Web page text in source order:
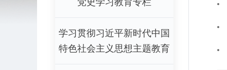
党史学习教育专栏
学习贯彻习近平新时代中国
特色社会主义思想主题教育